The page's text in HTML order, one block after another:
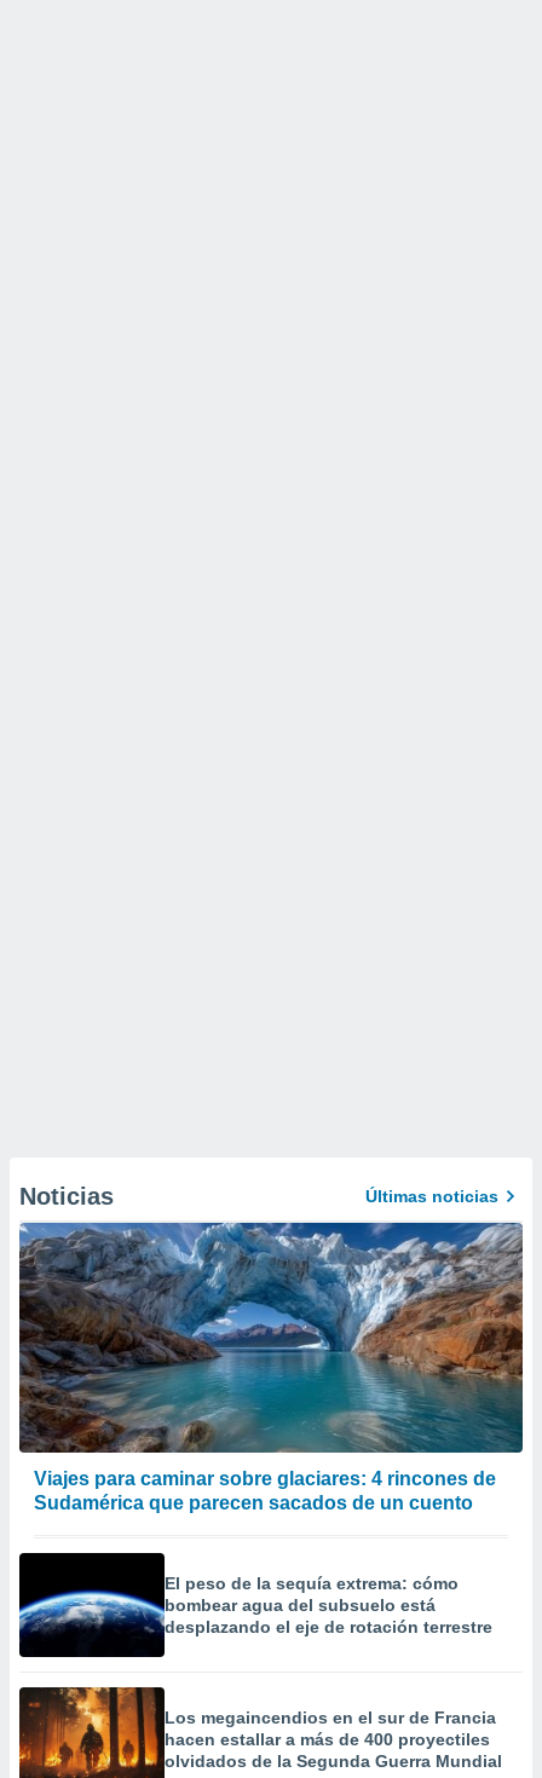
Noticias Últimas noticias
Viajes para caminar sobre glaciares: 4 rincones de
Sudamérica que parecen sacados de un cuento
El peso de la sequía extrema: cómo
bombear agua del subsuelo está
desplazando el eje de rotación terrestre
Los megaincendios en el sur de Francia
hacen estallar a más de 400 proyectiles
olvidados de la Segunda Guerra Mundial